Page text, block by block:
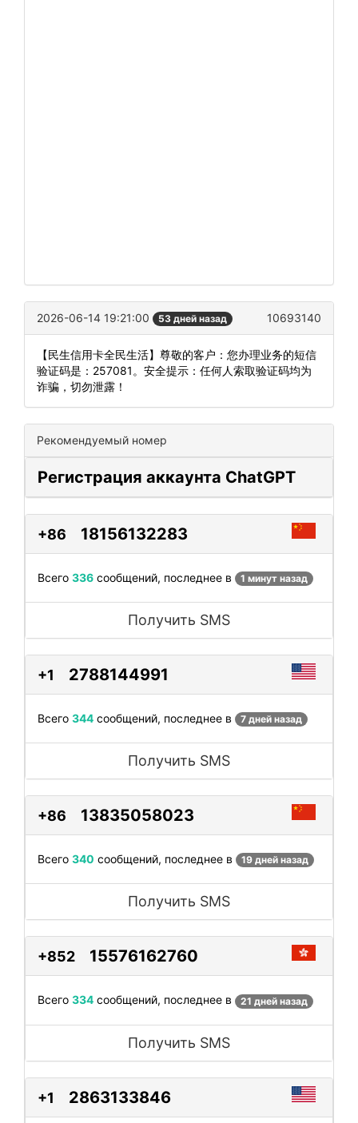
2026-06-14 19:21:00 53 дней назад 10693140
【民生信用卡全民生活】尊敬的客户：您办理业务的短信
验证码是：257081。安全提示：任何人索取验证码均为
诈骗，切勿泄露！
Рекомендуемый номер
Регистрация аккаунта ChatGPT
+86 18156132283
Всего 336 сообщений, последнее в 1 минут назад
Получить SMS
+1 2788144991
Всего 344 сообщений, последнее в 7 дней назад
Получить SMS
+86 13835058023
Всего 340 сообщений, последнее в 19 дней назад
Получить SMS
+852 15576162760
Всего 334 сообщений, последнее в 21 дней назад
Получить SMS
+1 2863133846